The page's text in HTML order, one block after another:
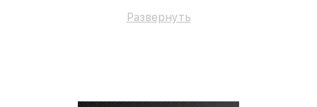
поломки по условиям гарантии, мы бесплатно
Развернуть